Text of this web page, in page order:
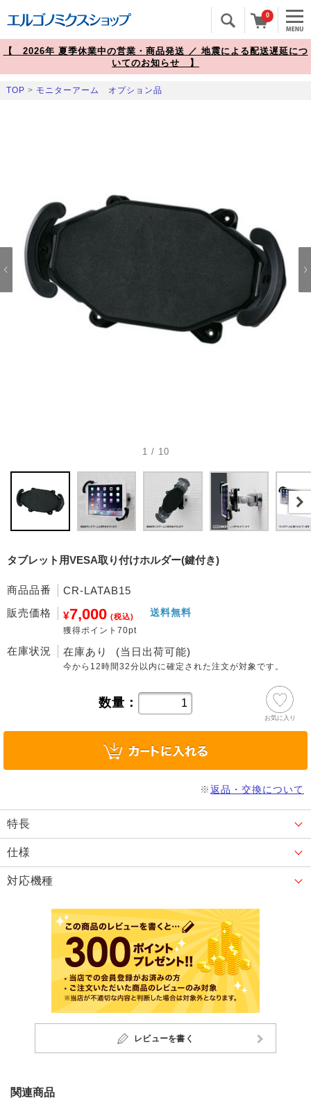
0
【 2026年 夏季休業中の営業・商品発送 ／ 地震による配送遅延につ
いてのお知らせ 】
TOP > モニターアーム オプション品
1 / 10
タブレット用VESA取り付けホルダー(鍵付き)
商品品番
CR-LATAB15
販売価格
¥7,000 (税込)
獲得ポイント70pt
送料無料
在庫状況 在庫あり (当日出荷可能)
今から 12時間32分 以内に確定された注文が対象です。
数量：
お気に入り
※返品・交換について
特長
仕様
対応機種
レビューを書く
関連商品